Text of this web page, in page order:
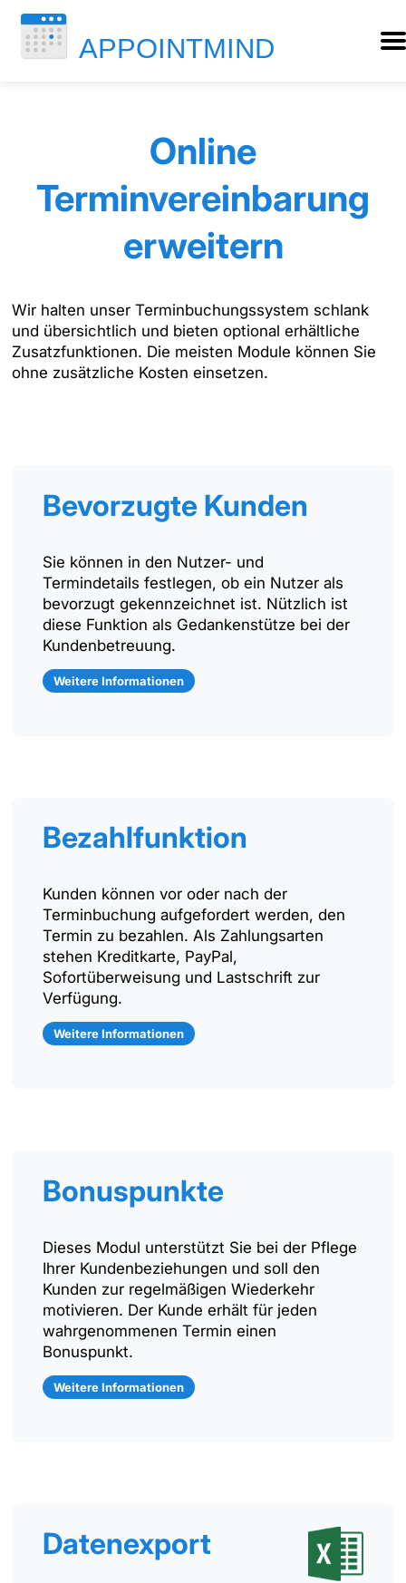
Online
Terminvereinbarung
erweitern
Wir halten unser Terminbuchungssystem schlank
und übersichtlich und bieten optional erhältliche
Zusatzfunktionen. Die meisten Module können Sie
ohne zusätzliche Kosten einsetzen.
Bevorzugte Kunden
Sie können in den Nutzer- und
Termindetails festlegen, ob ein Nutzer als
bevorzugt gekennzeichnet ist. Nützlich ist
diese Funktion als Gedankenstütze bei der
Kundenbetreuung.
Weitere Informationen
Bezahlfunktion
Kunden können vor oder nach der
Terminbuchung aufgefordert werden, den
Termin zu bezahlen. Als Zahlungsarten
stehen Kreditkarte, PayPal,
Sofortüberweisung und Lastschrift zur
Verfügung.
Weitere Informationen
Bonuspunkte
Dieses Modul unterstützt Sie bei der Pflege
Ihrer Kundenbeziehungen und soll den
Kunden zur regelmäßigen Wiederkehr
motivieren. Der Kunde erhält für jeden
wahrgenommenen Termin einen
Bonuspunkt.
Weitere Informationen
Datenexport